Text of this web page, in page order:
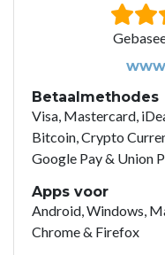
Betaalmethodes
Visa, Mastercard,
Bitcoin, Crypto
Google Pay & Union
Apps voor
Android, Windows,
Chrome & Firefox